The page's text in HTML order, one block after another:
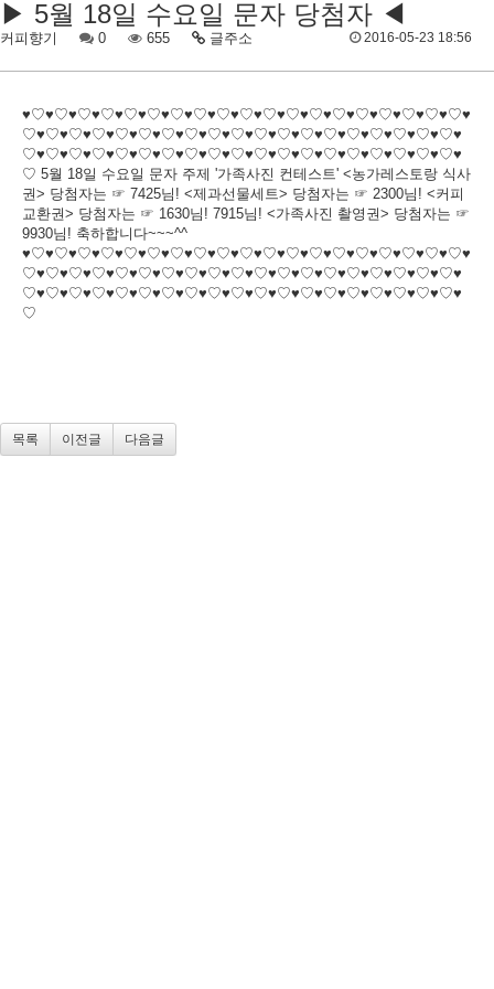
▶ 5월 18일 수요일 문자 당첨자 ◀
커피향기 0 655 글주소 2016-05-23 18:56
♥♡♥♡♥♡♥♡♥♡♥♡♥♡♥♡♥♡♥♡♥♡♥♡♥♡♥♡♥♡♥♡♥♡♥♡♥♡♥
♡♥♡♥♡♥♡♥♡♥♡♥♡♥♡♥♡♥♡♥♡♥♡♥♡♥♡♥♡♥♡♥♡♥♡♥♡♥
♡♥♡♥♡♥♡♥♡♥♡♥♡♥♡♥♡♥♡♥♡♥♡♥♡♥♡♥♡♥♡♥♡♥♡♥♡♥
♡ 5월 18일 수요일 문자 주제 '가족사진 컨테스트' <농가레스토랑 식사
권> 당첨자는 ☞ 7425님! <제과선물세트> 당첨자는 ☞ 2300님! <커피
교환권> 당첨자는 ☞ 1630님! 7915님! <가족사진 촬영권> 당첨자는 ☞
9930님! 축하합니다~~~^^
♥♡♥♡♥♡♥♡♥♡♥♡♥♡♥♡♥♡♥♡♥♡♥♡♥♡♥♡♥♡♥♡♥♡♥♡♥♡♥
♡♥♡♥♡♥♡♥♡♥♡♥♡♥♡♥♡♥♡♥♡♥♡♥♡♥♡♥♡♥♡♥♡♥♡♥♡♥
♡♥♡♥♡♥♡♥♡♥♡♥♡♥♡♥♡♥♡♥♡♥♡♥♡♥♡♥♡♥♡♥♡♥♡♥♡♥
♡
목록 이전글 다음글